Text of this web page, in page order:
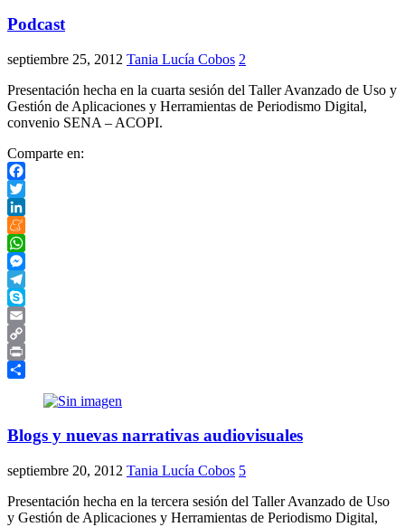
Podcast
septiembre 25, 2012 Tania Lucía Cobos 2
Presentación hecha en la cuarta sesión del Taller Avanzado de Uso y
Gestión de Aplicaciones y Herramientas de Periodismo Digital,
convenio SENA – ACOPI.
Comparte en:
Facebook
Twitter
LinkedIn
Meneame
WhatsApp
Messenger
Telegram
Skype
Email
Copy
Link
Print
Blogs y nuevas narrativas audiovisuales
septiembre 20, 2012 Tania Lucía Cobos 5
Presentación hecha en la tercera sesión del Taller Avanzado de Uso
y Gestión de Aplicaciones y Herramientas de Periodismo Digital,